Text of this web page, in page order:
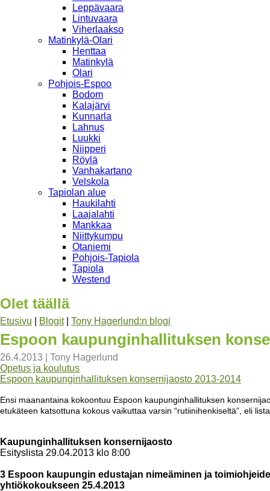
Leppävaara
Lintuvaara
Viherlaakso
Matinkylä-Olari
Henttaa
Matinkylä
Olari
Pohjois-Espoo
Bodom
Kalajärvi
Kunnarla
Lahnus
Luukki
Niipperi
Röylä
Vanhakartano
Velskola
Tapiolan alue
Haukilahti
Laajalahti
Mankkaa
Niittykumpu
Otaniemi
Pohjois-Tapiola
Tapiola
Westend
Olet täällä
Etusivu Blogit| Tony Hagerlund:n blogi
Espoon kaupunginhallituksen
26.4.2013
Tony Hagerlund
Opetus ja koulutus
Espoon kaupunginhallituksen konsernijaosto 2013-2014
Ensi maanantaina kokoontuu Espoon kaupunginhallituksen
etukäteen katsottuna kokous vaikuttaa varsin “rutiinihenkiseltä”, eli
Kaupunginhallituksen konsernijaosto
Esityslista 29.04.2013 klo 8:00
3 Espoon kaupungin edustajan nimeäminen ja
yhtiökokoukseen 25.4.2013